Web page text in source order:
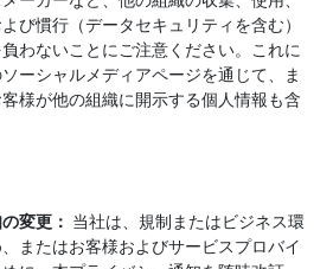
び慣行（データセキュリティを含む）
わないことにご注意ください。これに
ーシャルメディアページを通じて、ま
様が他の組織に開示する個人情報も含
変更： 当社は、規制またはビジネス環
またはお客様およびサービスプロバイ